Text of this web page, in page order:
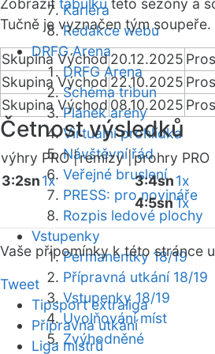
Kariéra
Redakce webu
DRFG Arena
DRFG Arena
Schéma tribun
Plánek areny
Virtuální prohlídka
Návštěvní řád
Veřejné bruslení
PRESS: pro novináře
Rozpis ledové plochy
Vstupenky
Permanentky 18/19
Přípravná utkání 18/19
Vstupenky 18/19
Uvolňování míst
Zvýhodněné
Zobrazit tabulku této sezóny a
Tučně je vyznačen tým soupeře.
Skupina Východ20.12.2025
Skupina Východ 22.10.2025
Skupina Východ 08.10.2025
Četnost výsledků
výhry PRO |remízy | prohry PRO
3:2sn1x 3:4sn1x
4:5sn 1x
Vaše připomínky k této stránce
Tweet
Tipsport extraliga
Přípravná utkání
Liga mistrů